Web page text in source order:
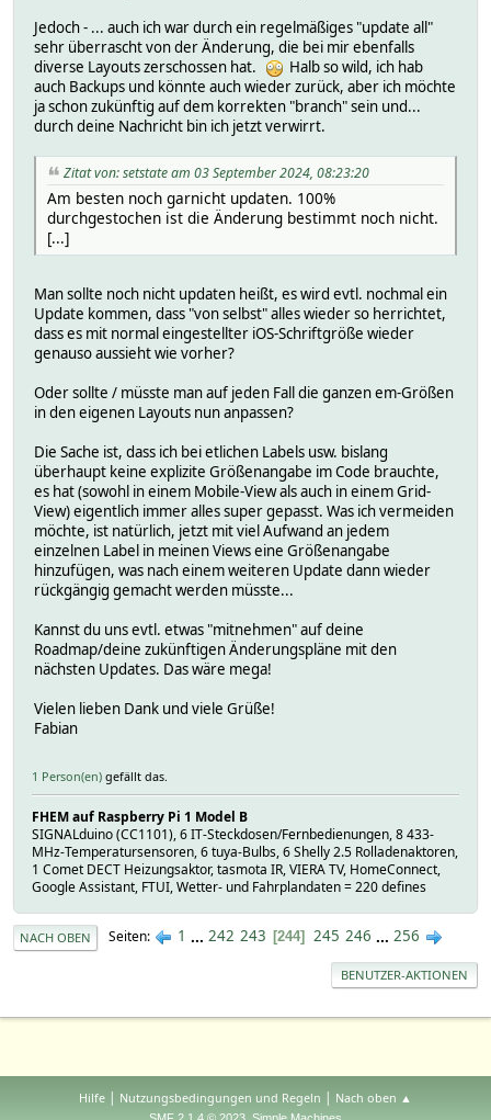
Jedoch - ... auch ich war durch ein regelmäßiges "update all"
sehr überrascht von der Änderung, die bei mir ebenfalls
diverse Layouts zerschossen hat.
Halb so wild, ich hab
auch Backups und könnte auch wieder zurück, aber ich möchte
ja schon zukünftig auf dem korrekten "branch" sein und...
durch deine Nachricht bin ich jetzt verwirrt.
Zitat von: setstate am 03 September 2024, 08:23:20
Am besten noch garnicht updaten. 100%
durchgestochen ist die Änderung bestimmt noch nicht.
[...]
Man sollte noch nicht updaten heißt, es wird evtl. nochmal ein
Update kommen, dass "von selbst" alles wieder so herrichtet,
dass es mit normal eingestellter iOS-Schriftgröße wieder
genauso aussieht wie vorher?
Oder sollte / müsste man auf jeden Fall die ganzen em-Größen
in den eigenen Layouts nun anpassen?
Die Sache ist, dass ich bei etlichen Labels usw. bislang
überhaupt keine explizite Größenangabe im Code brauchte,
es hat (sowohl in einem Mobile-View als auch in einem Grid-
View) eigentlich immer alles super gepasst. Was ich vermeiden
möchte, ist natürlich, jetzt mit viel Aufwand an jedem
einzelnen Label in meinen Views eine Größenangabe
hinzufügen, was nach einem weiteren Update dann wieder
rückgängig gemacht werden müsste...
Kannst du uns evtl. etwas "mitnehmen" auf deine
Roadmap/deine zukünftigen Änderungspläne mit den
nächsten Updates. Das wäre mega!
Vielen lieben Dank und viele Grüße!
Fabian
1 Person(en) gefällt das.
FHEM auf Raspberry Pi 1 Model B
SIGNALduino (CC1101), 6 IT-Steckdosen/Fernbedienungen, 8 433-
MHz-Temperatursensoren, 6 tuya-Bulbs, 6 Shelly 2.5 Rolladenaktoren,
1 Comet DECT Heizungsaktor, tasmota IR, VIERA TV, HomeConnect,
Google Assistant, FTUI, Wetter- und Fahrplandaten = 220 defines
NACH OBEN Seiten 1 ... 242 243 244 245 246 ... 256
BENUTZER-AKTIONEN
Hilfe | Nutzungsbedingungen und Regeln | Nach oben ▲